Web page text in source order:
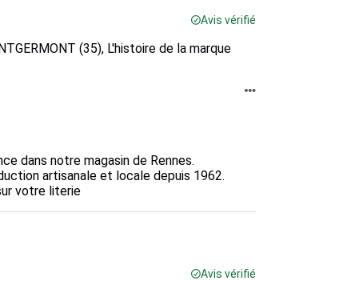
Avis vérifié
(35), L'histoire de la marque
dans notre magasin de Rennes.
artisanale et locale depuis 1962.
votre literie
Avis vérifié